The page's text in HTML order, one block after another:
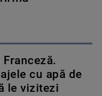
cu apă de
le vizitezi